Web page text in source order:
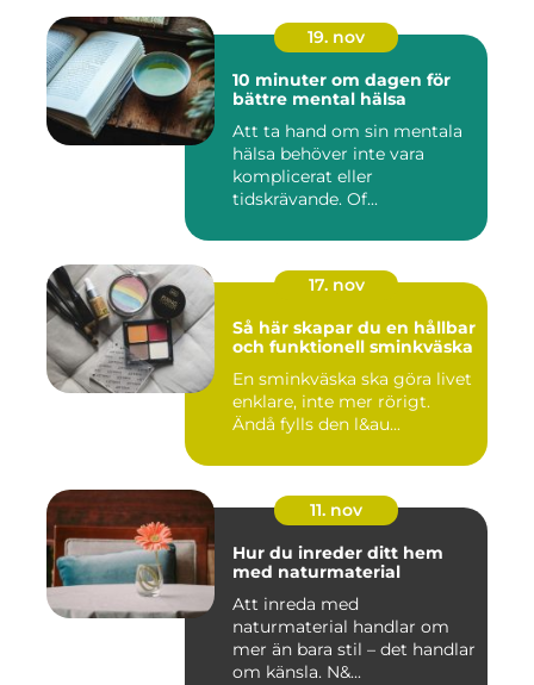
19. nov
10 minuter om dagen för
bättre mental hälsa
Att ta hand om sin mentala
hälsa behöver inte vara
komplicerat eller
tidskrävande. Of...
17. nov
Så här skapar du en hållbar
och funktionell sminkväska
En sminkväska ska göra livet
enklare, inte mer rörigt.
Ändå fylls den l&au...
11. nov
Hur du inreder ditt hem
med naturmaterial
Att inreda med
naturmaterial handlar om
mer än bara stil – det handlar
om känsla. N&...